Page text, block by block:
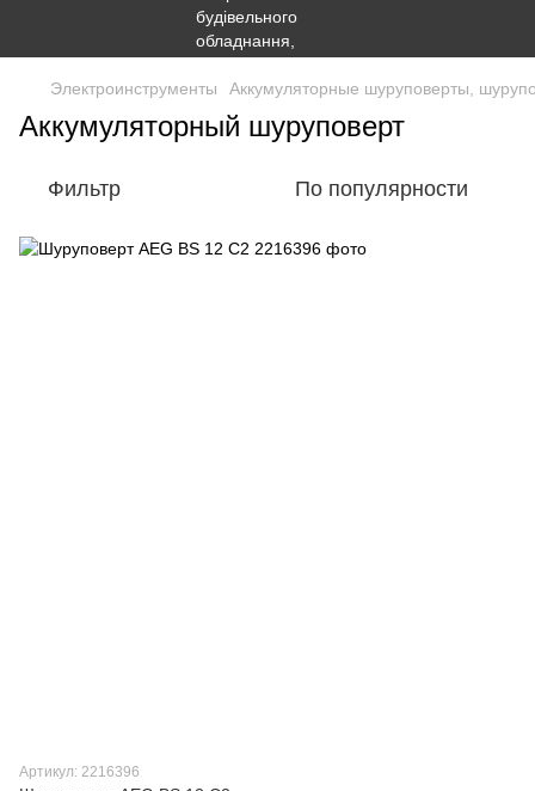
Электроинструменты Аккумуляторные шуруповерты,
Аккумуляторный шуруповерт
Фильтр По популярности
Артикул: 2216396